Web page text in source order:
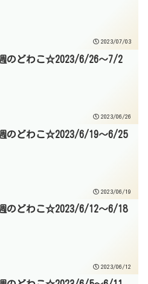
2023/07/03
のどわこ☆2023/6/26～7/2
2023/06/26
のどわこ☆2023/6/19～6/25
2023/06/19
のどわこ☆2023/6/12～6/18
2023/06/12